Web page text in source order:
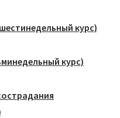
курс)
курс)